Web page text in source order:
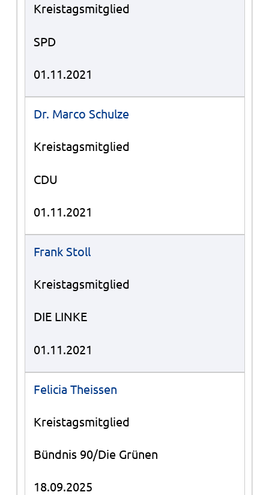
Kreistagsmitglied
SPD
01.11.2021
Dr. Marco Schulze
Kreistagsmitglied
CDU
01.11.2021
Frank Stoll
Kreistagsmitglied
DIE LINKE
01.11.2021
Felicia Theissen
Kreistagsmitglied
Bündnis 90/Die Grünen
18.09.2025